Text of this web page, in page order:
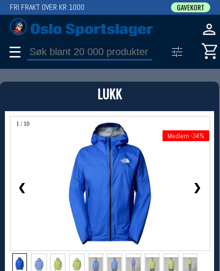
LUKK
1 / 10
❮ ❯
Medlem -34%
FRI FRAKT OVER KR 1000 GAVEKORT
☰
PRODUKT
Produkter (1)
Bruk filter til å spisse søket